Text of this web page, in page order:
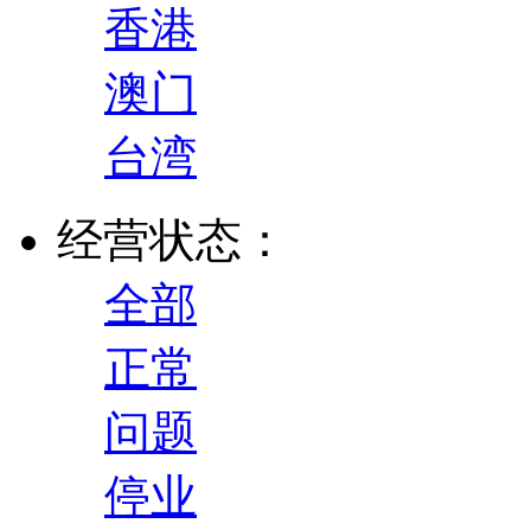
香港
澳门
台湾
经营状态：
全部
正常
问题
停业